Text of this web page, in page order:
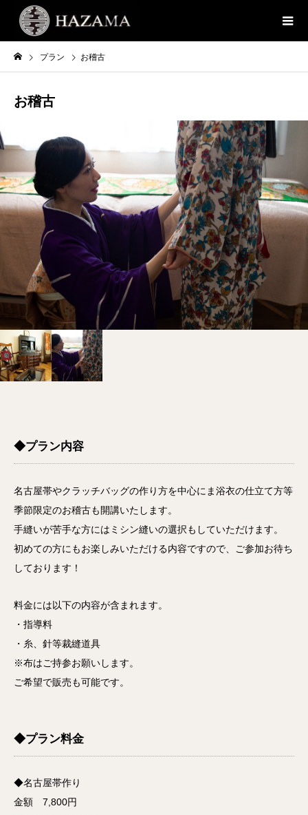
プラン お稽古
お稽古
◆プラン内容
名古屋帯やクラッチバッグの作り方を中心にま浴衣の仕立て方等
季節限定のお稽古も開講いたします。
手縫いが苦手な方にはミシン縫いの選択もしていただけます。
初めての方にもお楽しみいただける内容ですので、ご参加お待ち
しております！
料金には以下の内容が含まれます。
・指導料
・糸、針等裁縫道具
※布はご持参お願いします。
ご希望で販売も可能です。
◆プラン料金
◆名古屋帯作り
金額 7,800円